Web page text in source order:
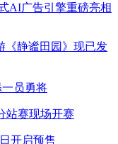
AI广告引擎重磅亮相
《静谧田园》现已发
一员勇将
站赛现场开赛
开启预售